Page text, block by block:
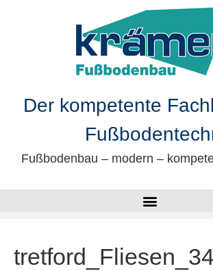
Der kompetente
Fußbodenbau – modern –